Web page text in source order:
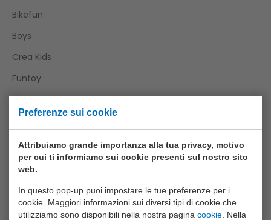
Preferenze sui cookie
Attribuiamo grande importanza alla tua privacy, motivo
per cui ti informiamo sui cookie presenti sul nostro sito
web.
In questo pop-up puoi impostare le tue preferenze per i
cookie. Maggiori informazioni sui diversi tipi di cookie che
utilizziamo sono disponibili nella nostra pagina cookie . Nella
Bikefun
Boys
Crea Kids
Funtoy
Games
Happy World
Home And Kitchen
Joueco
Outdoor Fun